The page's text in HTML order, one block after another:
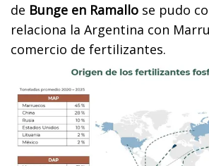
de Bunge en Ramallo se pudo
relaciona la Argentina con
comercio de fertilizantes.